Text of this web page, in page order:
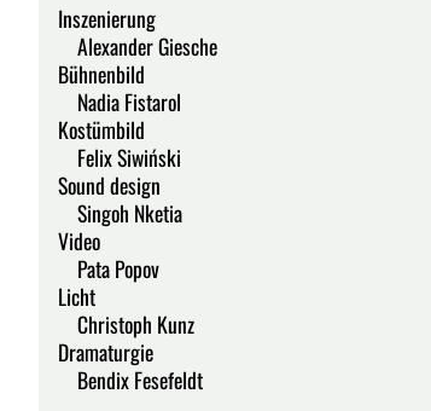
Inszenierung
Alexander Giesche
Bühnenbild
Nadia Fistarol
Kostümbild
Felix Siwiński
Sound design
Singoh Nketia
Video
Pata Popov
Licht
Christoph Kunz
Dramaturgie
Bendix Fesefeldt